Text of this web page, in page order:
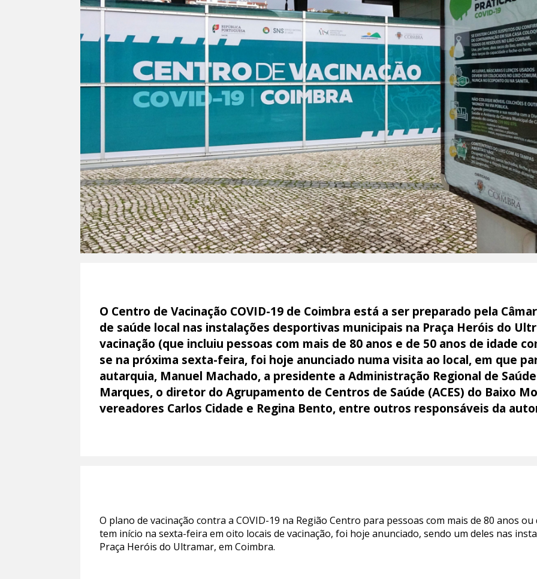
O Centro de Vacinação COVID-19 de Coimbra está a ser preparado pela
de saúde local nas instalações desportivas municipais na Praça Heróis do
vacinação (que incluiu pessoas com mais de 80 anos e de 50 anos de idade
se na próxima sexta-feira, foi hoje anunciado numa visita ao local, em que
autarquia, Manuel Machado, a presidente a Administração Regional de Saúde
Marques, o diretor do Agrupamento de Centros de Saúde (ACES) do Baixo
vereadores Carlos Cidade e Regina Bento, entre outros responsáveis da
O plano de vacinação contra a COVID-19 na Região Centro para pessoas com mais de 80 anos
tem início na sexta-feira em oito locais de vacinação, foi hoje anunciado, sendo um deles nas
Praça Heróis do Ultramar, em Coimbra.